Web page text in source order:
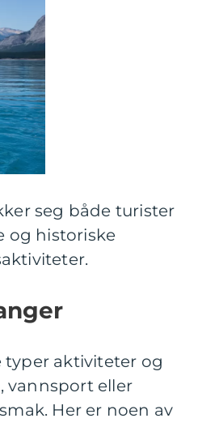
seg både turister
og historiske
typer aktiviteter og
vannsport eller
Her er noen av